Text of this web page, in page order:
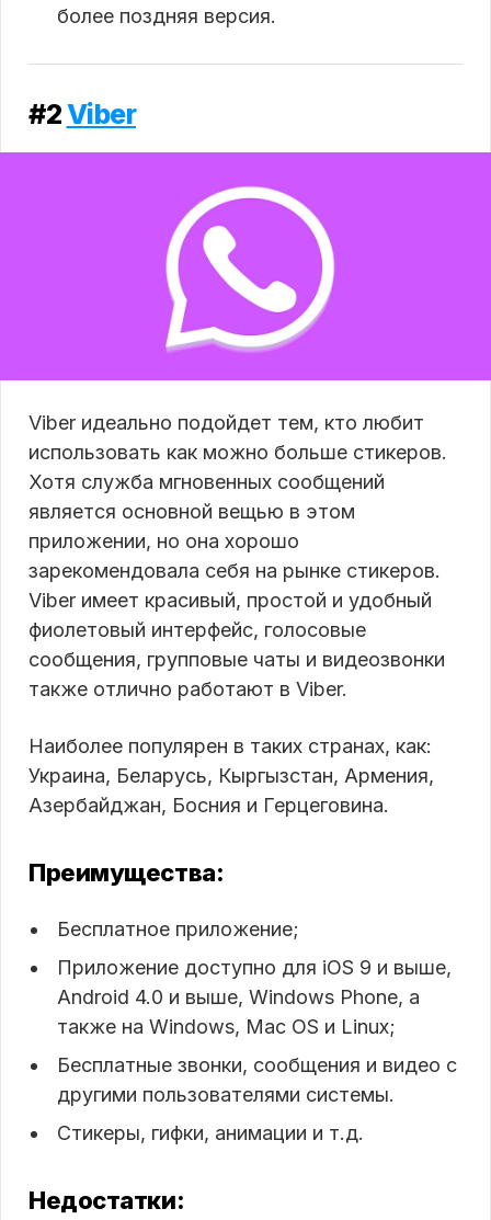
более поздняя версия.
#2Viber
Viber идеально подойдет тем, кто любит
использовать как можно больше стикеров.
Хотя служба мгновенных сообщений
является основной вещью в этом
приложении, но она хорошо
зарекомендовала себя на рынке стикеров.
Viber имеет красивый, простой и удобный
фиолетовый интерфейс, голосовые
сообщения, групповые чаты и видеозвонки
также отлично работают в Viber.
Наиболее популярен в таких странах, как:
Украина, Беларусь, Кыргызстан, Армения,
Азербайджан, Босния и Герцеговина.
Преимущества:
Бесплатное приложение;
Приложение доступно для iOS 9 и выше,
Android 4.0 и выше, Windows Phone, а
также на Windows, Mac OS и Linux;
Бесплатные звонки, сообщения и видео с
другими пользователями системы.
Стикеры, гифки, анимации и т.д.
Недостатки: